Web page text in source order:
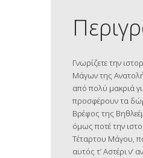
Γνωρίζετε την
Μάγων της
από πολύ μακριά
προσφέρουν τα
Βρέφος της
όμως ποτέ την
Τέταρτου Μάγου,
αυτός τ’ Αστέρι ν’